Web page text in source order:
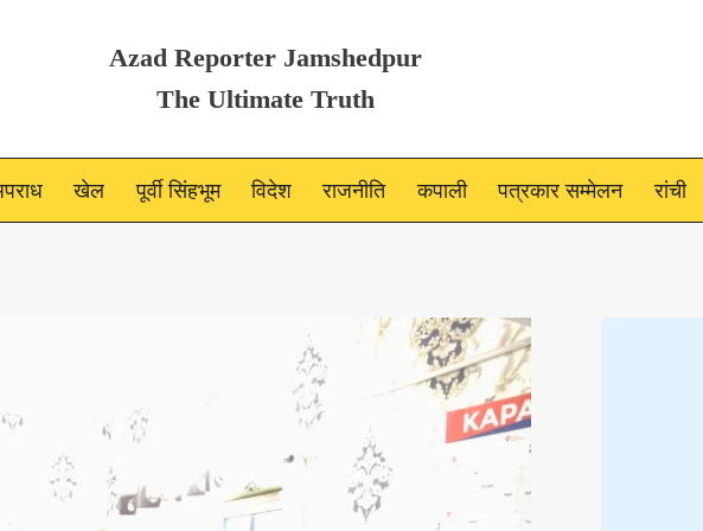
Azad Reporter Jamshedpur
The Ultimate Truth
खेल पूर्वी सिंहभूम विदेश राजनीति कपाली पत्रकार सम्मेलन रांची